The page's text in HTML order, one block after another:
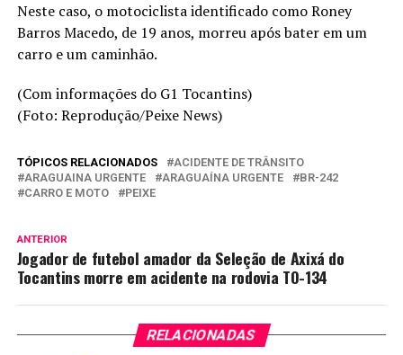
Neste caso, o motociclista identificado como Roney
Barros Macedo, de 19 anos, morreu após bater em um
carro e um caminhão.
(Com informações do G1 Tocantins)
(Foto: Reprodução/Peixe News)
TÓPICOS RELACIONADOS
ACIDENTE DE TRÂNSITO
ARAGUAINA URGENTE
ARAGUAÍNA URGENTE
BR-242
CARRO E MOTO
PEIXE
ANTERIOR
Jogador de futebol amador da Seleção de Axixá do
Tocantins morre em acidente na rodovia TO-134
RELACIONADAS